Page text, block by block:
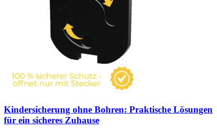
Kindersicherung ohne Bohren: Praktische Lösungen
für ein sicheres Zuhause